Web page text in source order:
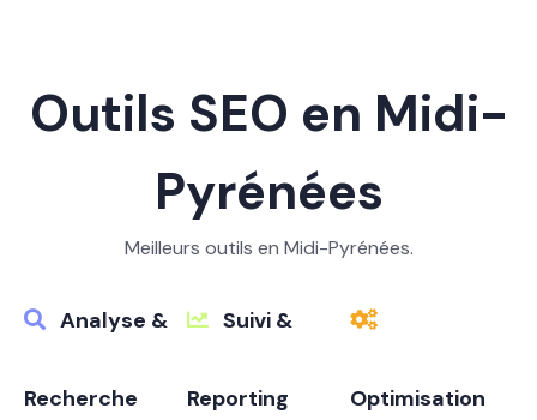
Outils SEO en Midi-
Pyrénées
Meilleurs outils en Midi-Pyrénées.
Analyse &
Recherche
Suivi &
Reporting Optimisation